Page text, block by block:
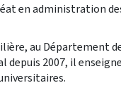
en administration
au Département
depuis 2007, il